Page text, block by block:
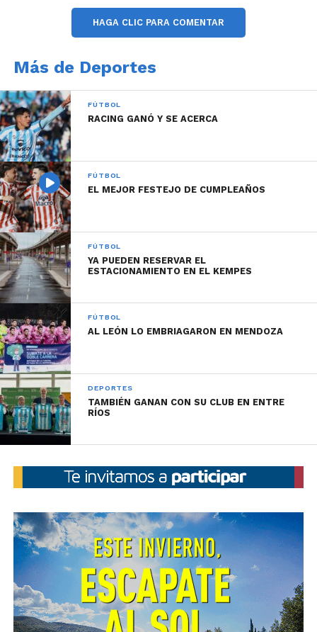
HAGA CLIC PARA COMENTAR
Más de Deportes
FÚTBOL
RACING GANÓ Y SE ACERCA
FÚTBOL
EL MEJOR FESTEJO DE CUMPLEAÑOS
FÚTBOL
YA PUEDEN RESERVAR EL
ESTACIONAMIENTO EN EL KEMPES
FÚTBOL
AL LEÓN LO EMBRIAGARON EN MENDOZA
DEPORTES
TAMBIÉN GANAN CON SU CLUB EN ENTRE
RÍOS